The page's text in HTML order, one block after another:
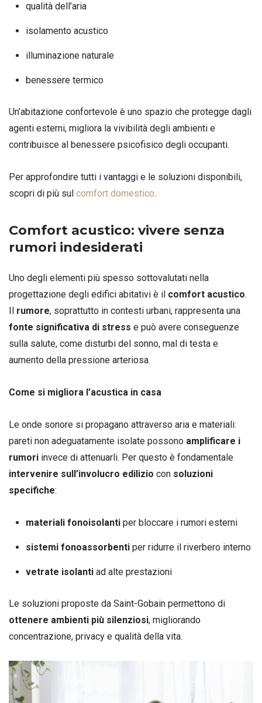
qualità dell’aria
isolamento acustico
illuminazione naturale
benessere termico
Un’abitazione confortevole è uno spazio che protegge dagli
agenti esterni, migliora la vivibilità degli ambienti e
contribuisce al benessere psicofisico degli occupanti.
Per approfondire tutti i vantaggi e le soluzioni disponibili,
scopri di più sul comfort domestico.
Comfort acustico: vivere senza
rumori indesiderati
Uno degli elementi più spesso sottovalutati nella
progettazione degli edifici abitativi è il comfort acustico.
Il rumore, soprattutto in contesti urbani, rappresenta una
fonte significativa di stress e può avere conseguenze
sulla salute, come disturbi del sonno, mal di testa e
aumento della pressione arteriosa.
Come si migliora l’acustica in casa
Le onde sonore si propagano attraverso aria e materiali:
pareti non adeguatamente isolate possono amplificare i
rumori invece di attenuarli. Per questo è fondamentale
intervenire sull’involucro edilizio con soluzioni
specifiche:
materiali fonoisolantiper bloccare i rumori esterni
sistemi fonoassorbentiper ridurre il riverbero interno
vetrate isolantiad alte prestazioni
Le soluzioni proposte da Saint-Gobain permettono di
ottenere ambienti più silenziosi, migliorando
concentrazione, privacy e qualità della vita.